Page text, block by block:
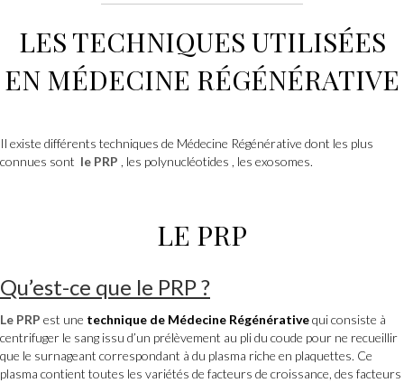
LES TECHNIQUES UTILISÉES
EN MÉDECINE RÉGÉNÉRATIVE
Il existe différents techniques de Médecine Régénérative dont les plus
connues sont le PRP , les polynucléotides , les exosomes.
LE PRP
Qu’est-ce que le PRP?
Le PRP est une technique de Médecine Régénérativequi consiste à
centrifuger le sang issu d’un prélèvement au pli du coude pour ne recueillir
que le surnageant correspondant à du plasma riche en plaquettes. Ce
plasma contient toutes les variétés de facteurs de croissance, des facteurs